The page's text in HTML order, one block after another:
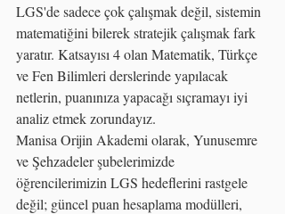
LGS'de sadece çok çalışmak değil, sistemin
matematiğini bilerek stratejik çalışmak fark
yaratır. Katsayısı 4 olan Matematik, Türkçe
ve Fen Bilimleri derslerinde yapılacak
netlerin, puanınıza yapacağı sıçramayı iyi
analiz etmek zorundayız.
Manisa Orijin Akademi olarak, Yunusemre
ve Şehzadeler şubelerimizde
öğrencilerimizin LGS hedeflerini rastgele
değil; güncel puan hesaplama modülleri,